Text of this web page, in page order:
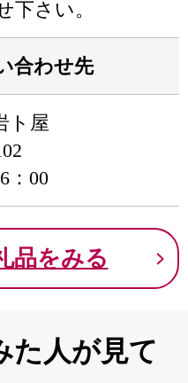
下さい。
合わせ先
ト屋
：00
品をみる
た人が見て